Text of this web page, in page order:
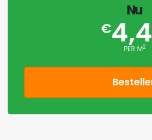
Nu
€
PER M2